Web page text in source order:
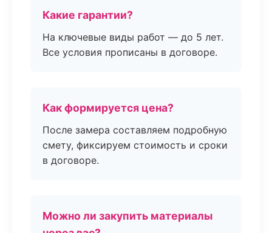
Какие гарантии?
На ключевые виды работ — до 5 лет.
Все условия прописаны в договоре.
Как формируется цена?
После замера составляем подробную
смету, фиксируем стоимость и сроки
в договоре.
Можно ли закупить материалы